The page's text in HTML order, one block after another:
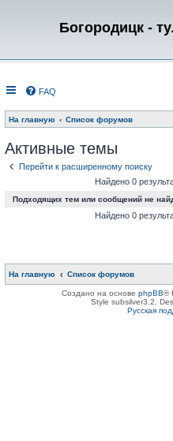
Богородицк -
FAQ
На главную Список форумов
Активные темы
Перейти к расширенному поиску
Найдено 0
Подходящих тем или сообщений не
Найдено 0
На главную Список форумов
Создано на основе phpBB®
Style subsilver3.2.
Русская